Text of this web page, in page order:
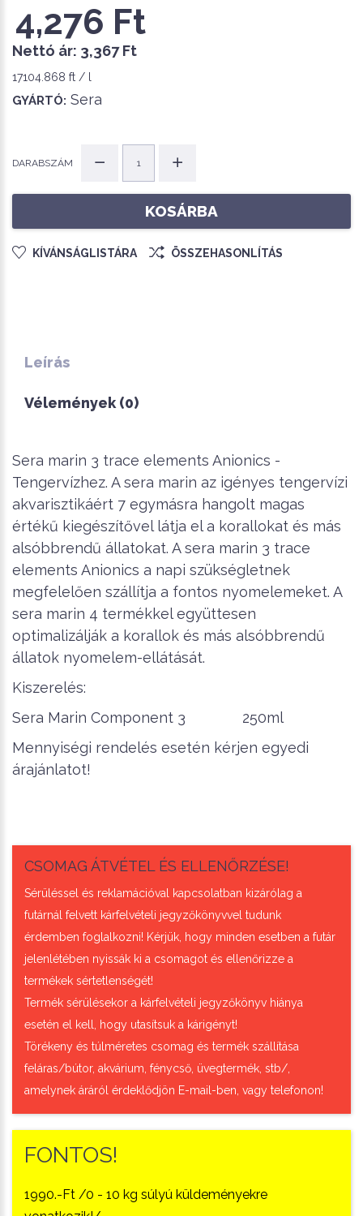
4,276 Ft
Nettó ár: 3,367 Ft
17104.868 ft / l
GYÁRTÓ: Sera
DARABSZÁM
KOSÁRBA
KÍVÁNSÁGLISTÁRA ÖSSZEHASONLÍTÁS
Leírás
Vélemények (0)
Sera marin 3 trace elements Anionics -
Tengervízhez. A sera marin az igényes tengervízi
akvarisztikáért 7 egymásra hangolt magas
értékű kiegészítővel látja el a korallokat és más
alsóbbrendű állatokat. A sera marin 3 trace
elements Anionics a napi szükségletnek
megfelelően szállítja a fontos nyomelemeket. A
sera marin 4 termékkel együttesen
optimalizálják a korallok és más alsóbbrendű
állatok nyomelem-ellátását.
Kiszerelés:
Sera Marin Component 3 250ml
Mennyiségi rendelés esetén kérjen egyedi
árajánlatot!
CSOMAG ÁTVÉTEL ÉS ELLENŐRZÉSE!
Sérüléssel és reklamációval kapcsolatban kizárólag a
futárnál felvett kárfelvételi jegyzőkönyvvel tudunk
érdemben foglalkozni! Kérjük, hogy minden esetben a futár
jelenlétében nyissák ki a csomagot és ellenőrizze a
termékek sértetlenségét!
Termék sérülésekor a kárfelvételi jegyzőkönyv hiánya
esetén el kell, hogy utasítsuk a kárigényt!
Törékeny és túlméretes csomag és termék szállítása
feláras/bútor, akvárium, fénycső, üvegtermék, stb/,
amelynek áráról érdeklődjön E-mail-ben, vagy telefonon!
FONTOS!
1990.-Ft /0 - 10 kg súlyú küldeményekre